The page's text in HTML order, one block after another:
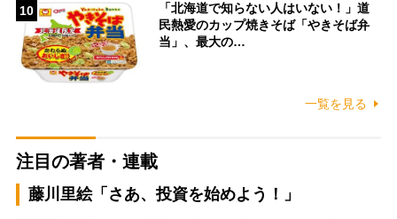
10
「北海道で知らない人はいない！」道
民熱愛のカップ焼きそば「やきそば弁
当」、最大の…
一覧を見る
注目の著者・連載
藤川里絵「さあ、投資を始めよう！」